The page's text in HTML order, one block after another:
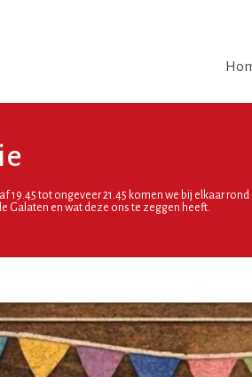
19.45 tot ongeveer 21.45 komen we bij elkaar
Galaten en wat deze ons te zeggen heeft.